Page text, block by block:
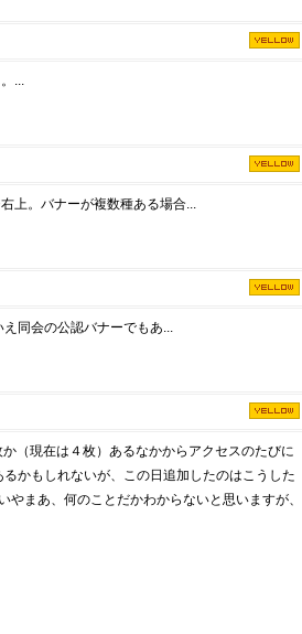
...
上。バナーが複数種ある場合...
え同会の公認バナーでもあ...
（現在は４枚）あるなかからアクセスのたびに
かもしれないが、この日追加したのはこうした
まあ、何のことだかわからないと思いますが、